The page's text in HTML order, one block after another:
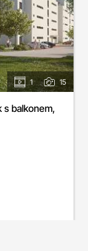
1 15
s balkonem,